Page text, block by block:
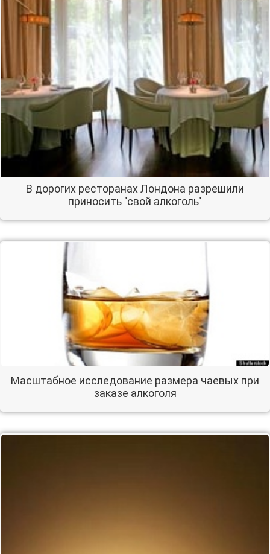
В дорогих ресторанах Лондона разрешили
приносить "свой алкоголь"
Масштабное исследование размера чаевых при
заказе алкоголя